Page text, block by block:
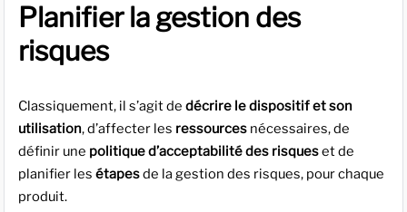
Planifier la gestion des
risques
Classiquement, il s’agit de décrire le dispositif et son
utilisation, d’affecter les ressources nécessaires, de
définir une politique d’acceptabilité des risqueset de
planifier les étapesde la gestion des risques, pour chaque
produit.